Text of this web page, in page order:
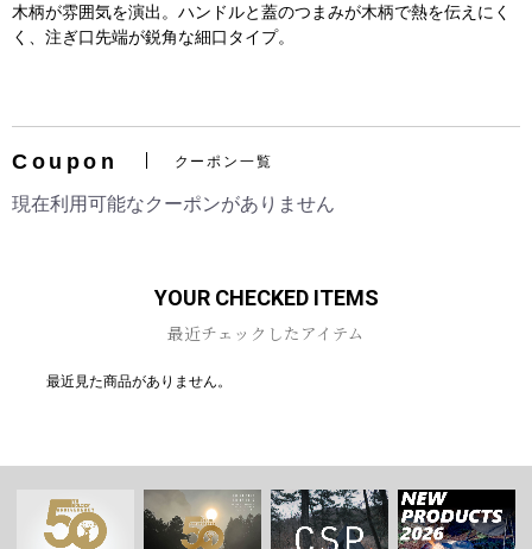
木柄が雰囲気を演出。ハンドルと蓋のつまみが木柄で熱を伝えにく
く、注ぎ口先端が鋭角な細口タイプ。
Coupon クーポン一覧
現在利用可能なクーポンがありません
YOUR CHECKED ITEMS
最近チェックしたアイテム
最近見た商品がありません。